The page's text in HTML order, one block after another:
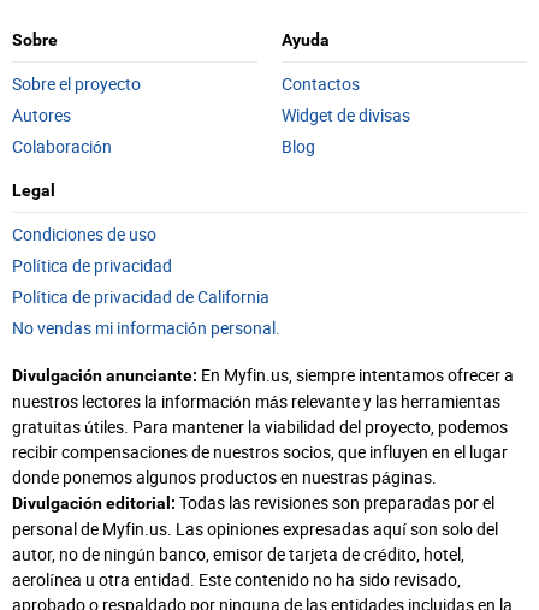
Sobre
Sobre el proyecto
Autores
Colaboración
Ayuda
Contactos
Widget de divisas
Blog
Legal
Condiciones de uso
Política de privacidad
Política de privacidad de California
No vendas mi información personal.
Divulgación anunciante: En Myfin.us, siempre intentamos ofrecer a
nuestros lectores la información más relevante y las herramientas
gratuitas útiles. Para mantener la viabilidad del proyecto, podemos
recibir compensaciones de nuestros socios, que influyen en el lugar
donde ponemos algunos productos en nuestras páginas.
Divulgación editorial: Todas las revisiones son preparadas por el
personal de Myfin.us. Las opiniones expresadas aquí son solo del
autor, no de ningún banco, emisor de tarjeta de crédito, hotel,
aerolínea u otra entidad. Este contenido no ha sido revisado,
aprobado o respaldado por ninguna de las entidades incluidas en la